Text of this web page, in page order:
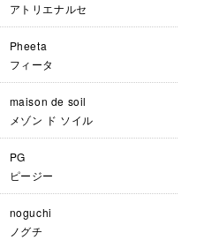
アトリエナルセ
Pheeta
フィータ
maison de soil
メゾン ド ソイル
PG
ピージー
noguchi
ノグチ